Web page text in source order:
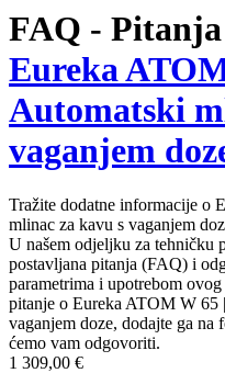
FAQ -
Eureka
Automatski
vaganjem
Tražite dodatne informacije o
mlinac za kavu s vaganjem
U našem odjeljku za tehničku
postavljana pitanja (FAQ) i
parametrima i upotrebom
pitanje o Eureka ATOM W 65
vaganjem doze, dodajte ga na
ćemo vam odgovoriti.
1 309,00 €